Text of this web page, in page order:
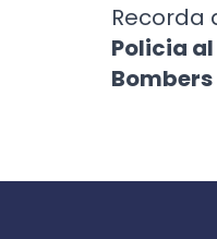
Recorda
Policia al
Bombers